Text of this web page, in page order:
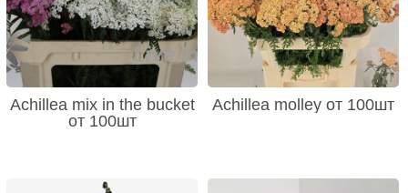
Achillea mix in the bucket
от 100шт
Achillea molley от 100шт